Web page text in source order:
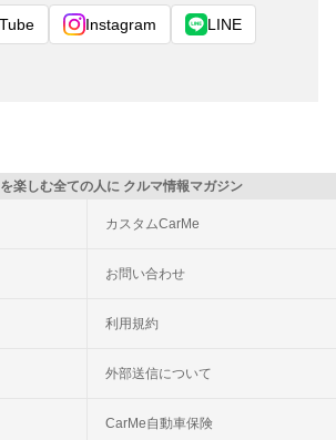
Instagram LINE
楽しむ全ての人に クルマ情報マガジン
カスタムCarMe
お問い合わせ
利用規約
外部送信について
CarMe自動車保険